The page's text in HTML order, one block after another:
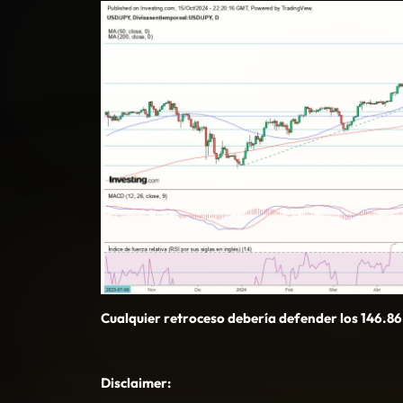
Cualquier retroceso debería defender los
Disclaimer: